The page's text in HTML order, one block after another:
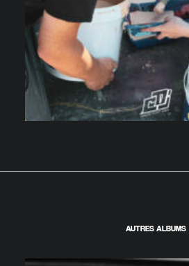
AUTRES ALBUMS